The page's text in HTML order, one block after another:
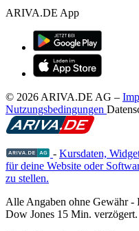
ARIVA.DE App
© 2026 ARIVA.DE AG –
Nutzungsbedingungen
- Kursdaten,
für deine Website oder
zu stellen.
Alle Angaben ohne Gewähr
Dow Jones 15 Min. verzögert.